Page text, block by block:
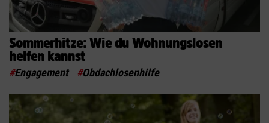
Sommerhitze: Wie du Wohnungslosen
helfen kannst
#Engagement #Obdachlosenhilfe